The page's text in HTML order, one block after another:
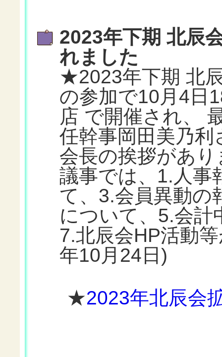
2023年下期 北辰
れました
★2023年下期 北
の参加で10月4日
店 で開催され、
任幹事岡田美乃
会長の挨拶があ
議事では、1.人事
て、3.会員異動の
について、5.会計
7.北辰会HP活動
年10月24日)
★2023年北辰会